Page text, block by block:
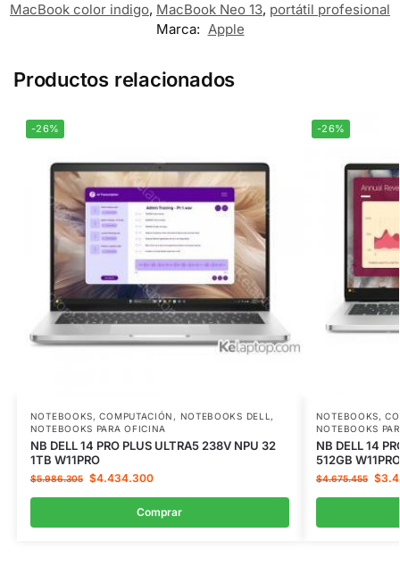
MacBook color indigo, MacBook Neo 13, portátil profesional
Marca: Apple
Productos relacionados
-26%
NOTEBOOKS,COMPUTACIÓN , NOTEBOOKS DELL,
NOTEBOOKS PARA OFICINA
NB DELL 14 PRO PLUS ULTRA5 238V NPU 32
1TB W11PRO
$5.986.305 $4.434.300
Comprar
-26%
NOTEBOOKS,
NOTEBOOKS
NB DELL 14
512GB W11PRO
$4.675.455 $